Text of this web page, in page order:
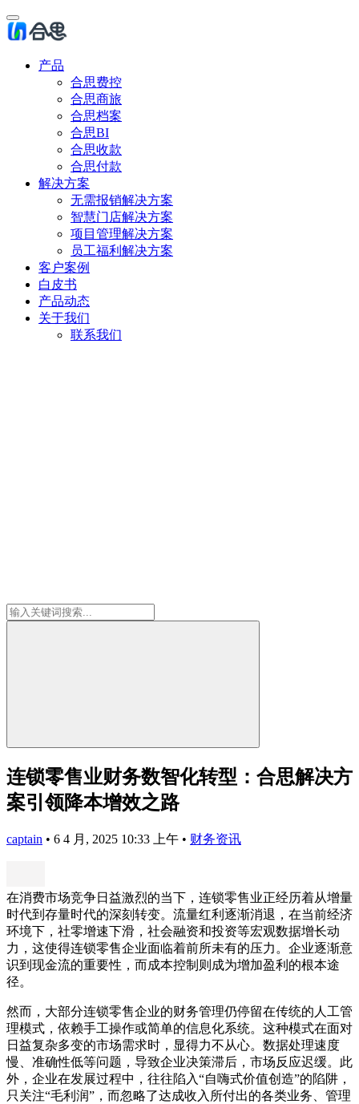
产品
合思费控
合思商旅
合思档案
合思BI
合思收款
合思付款
解决方案
无需报销解决方案
智慧门店解决方案
项目管理解决方案
员工福利解决方案
客户案例
白皮书
产品动态
关于我们
联系我们
连锁零售业财务数智化转型：合思解决方
案引领降本增效之路
captain • 6 4 月, 2025 10:33 上午 • 财务资讯
在消费市场竞争日益激烈的当下，连锁零售业正经历着从增量
时代到存量时代的深刻转变。流量红利逐渐消退，在当前经济
环境下，社零增速下滑，社会融资和投资等宏观数据增长动
力，这使得连锁零售企业面临着前所未有的压力。企业逐渐意
识到现金流的重要性，而成本控制则成为增加盈利的根本途
径。
然而，大部分连锁零售企业的财务管理仍停留在传统的人工管
理模式，依赖手工操作或简单的信息化系统。这种模式在面对
日益复杂多变的市场需求时，显得力不从心。数据处理速度
慢、准确性低等问题，导致企业决策滞后，市场反应迟缓。此
外，企业在发展过程中，往往陷入“自嗨式价值创造”的陷阱，
只关注“毛利润”，而忽略了达成收入所付出的各类业务、管理